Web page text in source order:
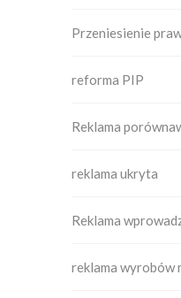
Przeniesienie
reforma PIP
Reklama
reklama ukryta
Reklama
reklama wyrobów